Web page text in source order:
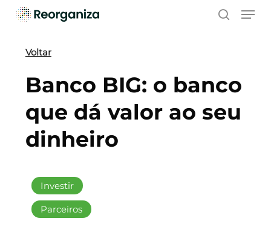
Skip
contentVoltar
Investir
Parceiros
Banco BIG: o banco
que dá valor ao seu
dinheiro